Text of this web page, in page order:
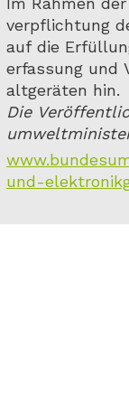
verpflichtung
auf die
erfassung und
altgeräten hin.
Die
und-